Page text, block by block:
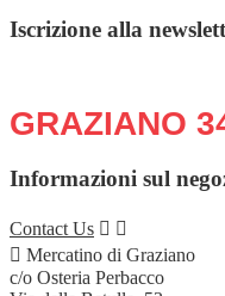
Iscrizione alla
GRAZIANO
Informazioni sul
Contact Us  
 Mercatino di Graziano
c/o Osteria Perbacco